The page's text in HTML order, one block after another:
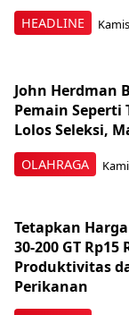
HEADLINE
OLAHRAGA
John Herdman
Pemain Seperti
Lolos Seleksi,
Tetapkan
30-200 GT Rp15
Produktivitas
Perikanan